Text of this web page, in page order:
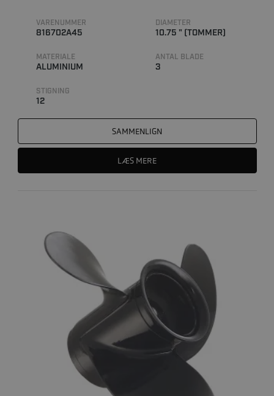
VARENUMMER
816702A45
DIAMETER
10.75 " (TOMMER)
MATERIALE
ALUMINIUM
ANTAL BLADE
3
STIGNING
12
SAMMENLIGN
LÆS MERE